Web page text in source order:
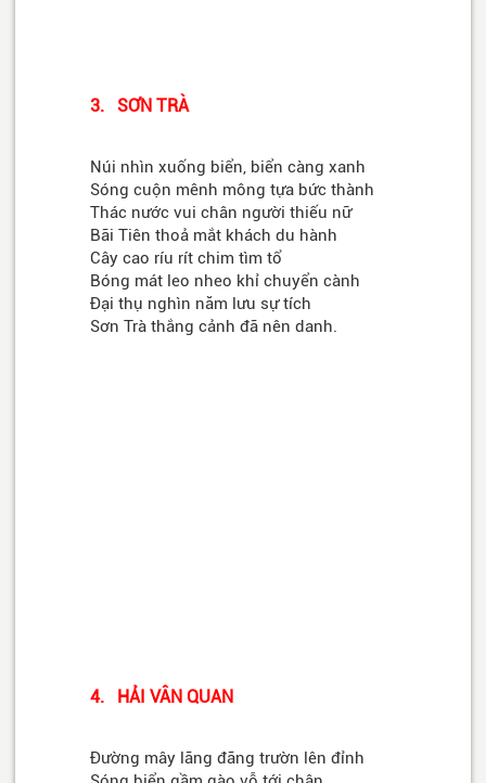
3. SƠN TRÀ
Núi nhìn xuống biển, biển càng xanh
Sóng cuộn mênh mông tựa bức thành
Thác nước vui chân người thiếu nữ
Bãi Tiên thoả mắt khách du hành
Cây cao ríu rít chim tìm tổ
Bóng mát leo nheo khỉ chuyển cành
Đại thụ nghìn năm lưu sự tích
Sơn Trà thắng cảnh đã nên danh.
4. HẢI VÂN QUAN
Đường mây lãng đãng trườn lên đỉnh